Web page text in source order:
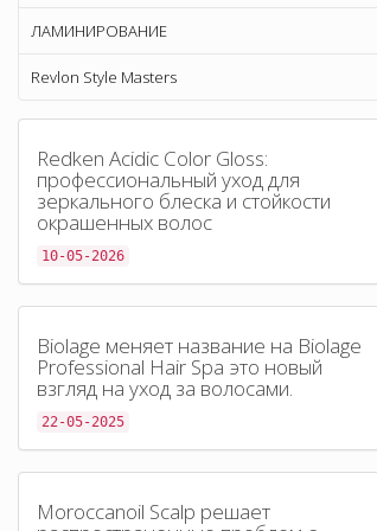
ЛАМИНИРОВАНИЕ
Revlon Style Masters
Redken Acidic Color Gloss:
профессиональный уход для
зеркального блеска и стойкости
окрашенных волос
10-05-2026
Biolage меняет название на Biolage
Professional Hair Spa это новый
взгляд на уход за волосами.
22-05-2025
Moroccanoil Scalp решает